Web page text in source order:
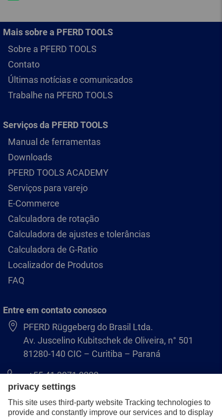
Mais sobre a PFERD TOOLS
Sobre a PFERD TOOLS
Contato
Últimas notícias e comunicados
Trabalhe na PFERD TOOLS
Serviços da PFERD TOOLS
Manual de ferramentas
Downloads
PFERD TOOLS ACADEMY
Serviços para varejo
E-Commerce
Calculadora de rotação
Calculadora de ajustes e tolerâncias
Calculadora de G-Ratio
Localizador de Produtos
FAQ
Entre em contato conosco
PFERD Rüggeberg do Brasil Ltda.
Av. Juscelino Kubitschek de Oliveira, n° 501
81280-140 CIC – Curitiba – Paraná
+55 41 3071 8222
pferd.br@pferd.com